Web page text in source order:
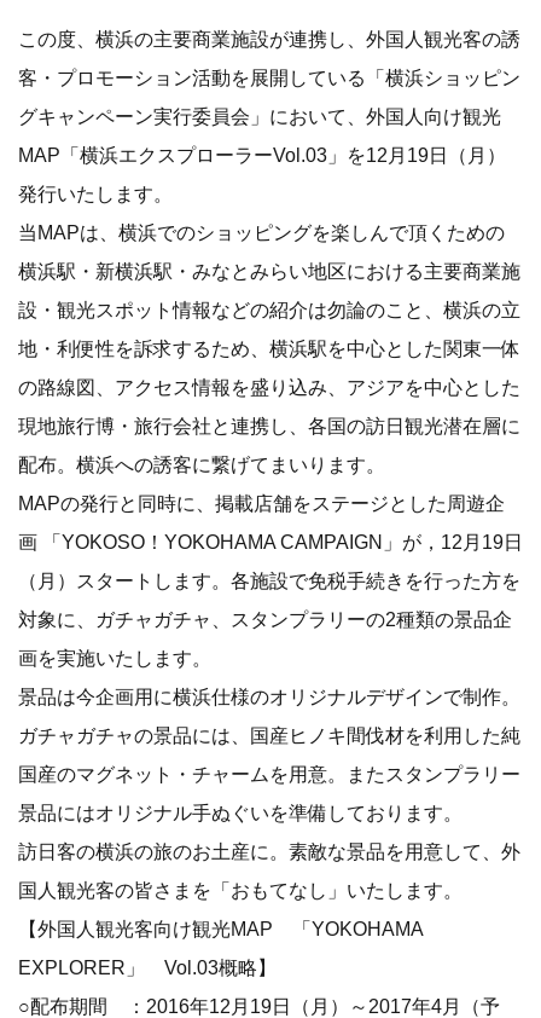
この度、横浜の主要商業施設が連携し、外国人観光客の誘
客・プロモーション活動を展開している「横浜ショッピン
グキャンペーン実行委員会」において、外国人向け観光
MAP「横浜エクスプローラーVol.03」を12月19日（月）
発行いたします。
当MAPは、横浜でのショッピングを楽しんで頂くための
横浜駅・新横浜駅・みなとみらい地区における主要商業施
設・観光スポット情報などの紹介は勿論のこと、横浜の立
地・利便性を訴求するため、横浜駅を中心とした関東一体
の路線図、アクセス情報を盛り込み、アジアを中心とした
現地旅行博・旅行会社と連携し、各国の訪日観光潜在層に
配布。横浜への誘客に繋げてまいります。
MAPの発行と同時に、掲載店舗をステージとした周遊企
画 「YOKOSO！YOKOHAMA CAMPAIGN」が，12月19日
（月）スタートします。各施設で免税手続きを行った方を
対象に、ガチャガチャ、スタンプラリーの2種類の景品企
画を実施いたします。
景品は今企画用に横浜仕様のオリジナルデザインで制作。
ガチャガチャの景品には、国産ヒノキ間伐材を利用した純
国産のマグネット・チャームを用意。またスタンプラリー
景品にはオリジナル手ぬぐいを準備しております。
訪日客の横浜の旅のお土産に。素敵な景品を用意して、外
国人観光客の皆さまを「おもてなし」いたします。
【外国人観光客向け観光MAP 「YOKOHAMA
EXPLORER」 Vol.03概略】
○配布期間 ：2016年12月19日（月）～2017年4月（予